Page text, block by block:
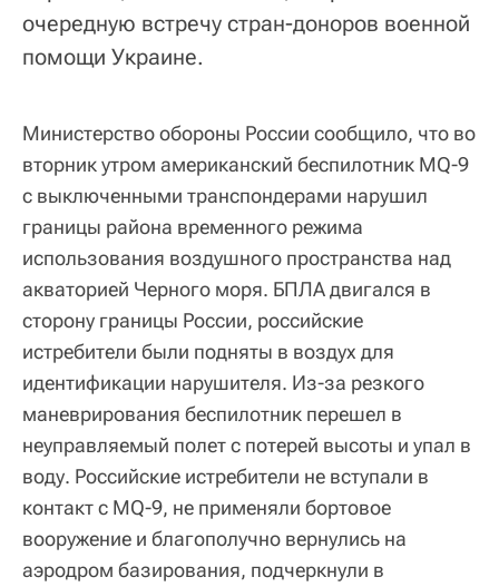
очередную встречу стран-доноров военной
помощи Украине.
Министерство обороны России сообщило, что во
вторник утром американский беспилотник MQ-9
с выключенными транспондерами нарушил
границы района временного режима
использования воздушного пространства над
акваторией Черного моря. БПЛА двигался в
сторону границы России, российские
истребители были подняты в воздух для
идентификации нарушителя. Из-за резкого
маневрирования беспилотник перешел в
неуправляемый полет с потерей высоты и упал в
воду. Российские истребители не вступали в
контакт с MQ-9, не применяли бортовое
вооружение и благополучно вернулись на
аэродром базирования, подчеркнули в